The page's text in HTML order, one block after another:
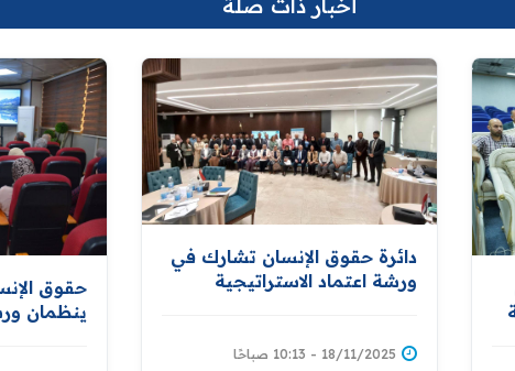
أخبار ذات صلة
حقوق
ينظمان
دائرة حقوق الإنسان تشارك في
ورشة اعتماد الاستراتيجية
المناخي
18/11/2025 - 10:13 صباحًا